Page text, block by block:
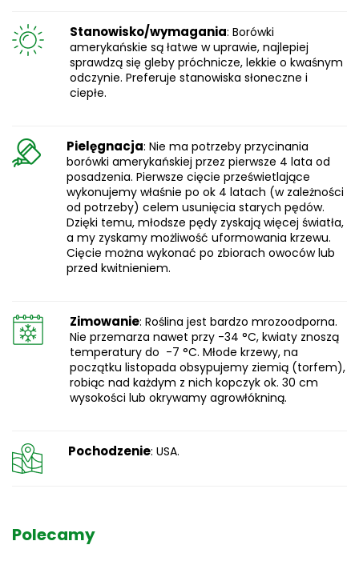
Stanowisko/wymagania: Borówki
amerykańskie są łatwe w uprawie, najlepiej
sprawdzą się gleby próchnicze, lekkie o kwaśnym
odczynie. Preferuje stanowiska słoneczne i
ciepłe.
Pielęgnacja: Nie ma potrzeby przycinania
borówki amerykańskiej przez pierwsze 4 lata od
posadzenia. Pierwsze cięcie prześwietlające
wykonujemy właśnie po ok 4 latach (w zależności
od potrzeby) celem usunięcia starych pędów.
Dzięki temu, młodsze pędy zyskają więcej światła,
a my zyskamy możliwość uformowania krzewu.
Cięcie można wykonać po zbiorach owoców lub
przed kwitnieniem.
Zimowanie: Roślina jest bardzo mrozoodporna.
Nie przemarza nawet przy -34 °C, kwiaty znoszą
temperatury do -7 °C. Młode krzewy, na
początku listopada obsypujemy ziemią (torfem),
robiąc nad każdym z nich kopczyk ok. 30 cm
wysokości lub okrywamy agrowłókniną.
Pochodzenie: USA.
Polecamy